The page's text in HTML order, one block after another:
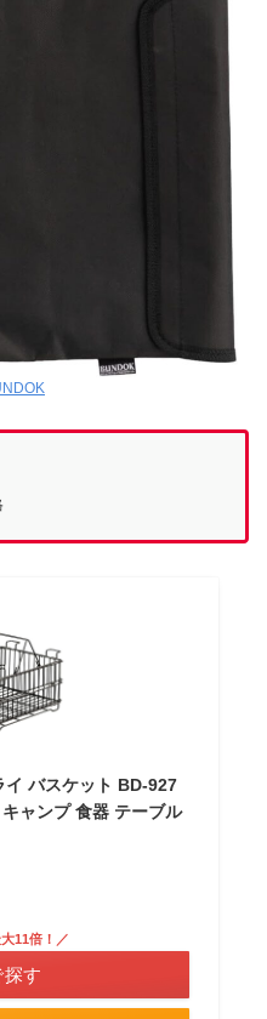
バスケット BD-927
ャンプ 食器 テーブル
11倍！／
す